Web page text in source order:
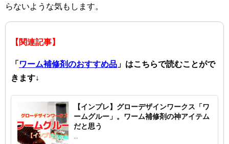
らないような気もします。
【関連記事】
「 ワーム補修剤のおすすめ品 」はこちらで読むことがで
きます↓
【インプレ】グローデザインワークス「ワ
ームグルー」。ワーム補修剤の神アイテム
だと思う
...